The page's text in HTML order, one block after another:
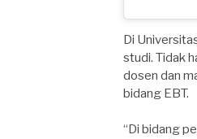
Di
studi. Tidak
dosen dan
bidang EBT.
“Di bidang